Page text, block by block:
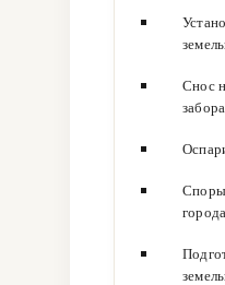
Снос
забора
Споры